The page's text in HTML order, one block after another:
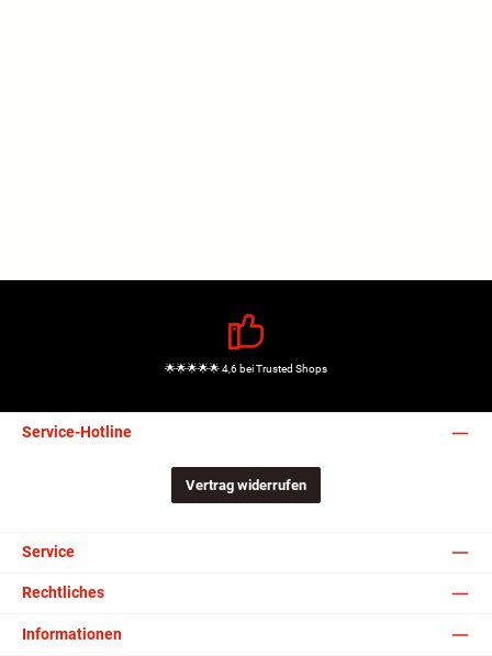
🌟🌟🌟🌟🌟 4,6 bei Trusted Shops
Service-Hotline
Vertrag widerrufen
Service
Rechtliches
Informationen